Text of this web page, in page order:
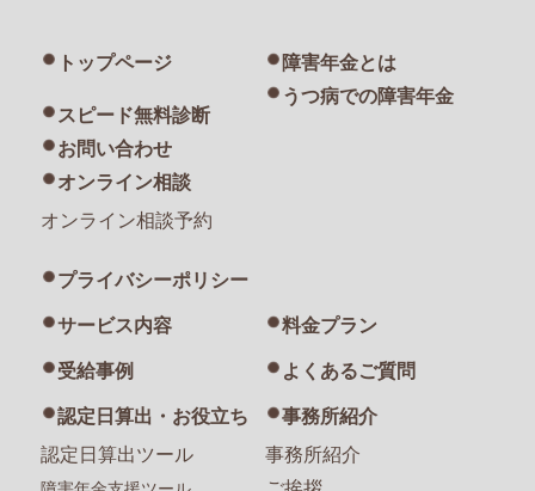
トップページ
スピード無料診断
お問い合わせ
オンライン相談
オンライン相談予約
プライバシーポリシー
障害年金とは
うつ病での障害年金
サービス内容 料金プラン
受給事例 よくあるご質問
認定日算出・お役立ち
認定日算出ツール
事務所紹介
事務所紹介